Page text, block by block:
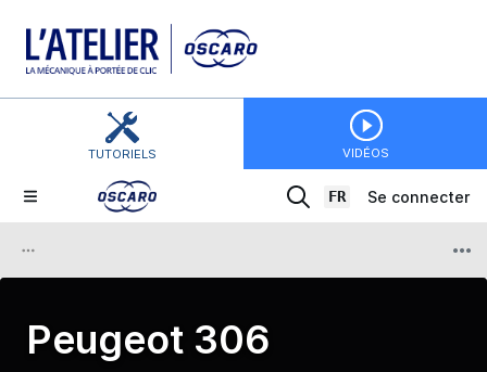
TUTORIELS VIDÉOS
FR Se connecter
Peugeot 306